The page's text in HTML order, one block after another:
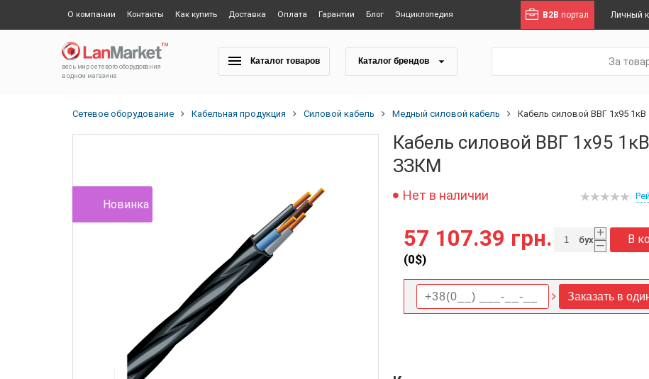
О компании Контакты Как купить Доставка Оплата Гарантии Блог Энциклопедия B2B портал Личный
весь мир сетевого оборудования
в одном магазине
Каталог товаров Каталог брендов За
Сетевое оборудование Кабельная продукция Силовой кабель Медный силовой кабель Кабель силовой ВВГ 1x95
Новинка
Кабель силовой ВВГ 1x95
ЗЗКМ
Нет в наличии
57 107.39 грн.
(0$)
+
–
В
бух
Заказать в